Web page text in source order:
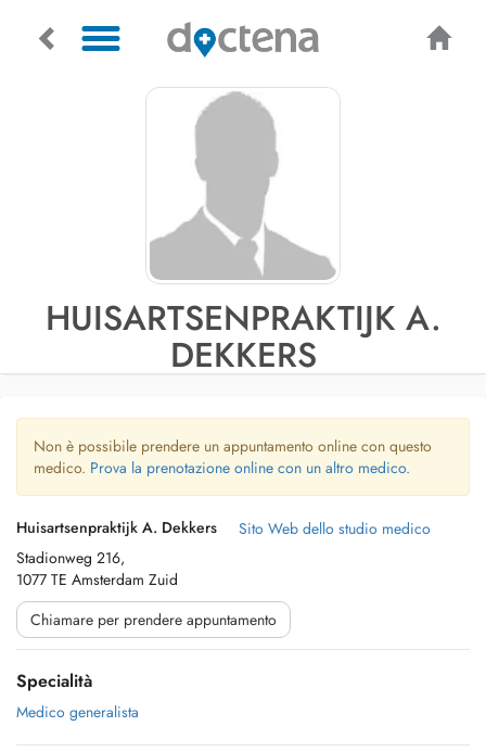
HUISARTSENPRAKTIJK A.
DEKKERS
Non è possibile prendere un appuntamento online con questo
medico. Prova la prenotazione online con un altro medico.
Huisartsenpraktijk A. Dekkers
Stadionweg 216,
1077 TE Amsterdam Zuid
Sito Web dello studio medico
Chiamare per prendere appuntamento
Specialità
Medico generalista